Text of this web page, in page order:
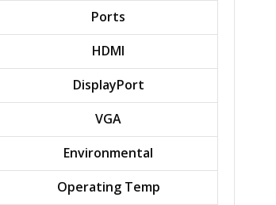
Ports
HDMI
DisplayPort
VGA
Environmental
Operating Temp